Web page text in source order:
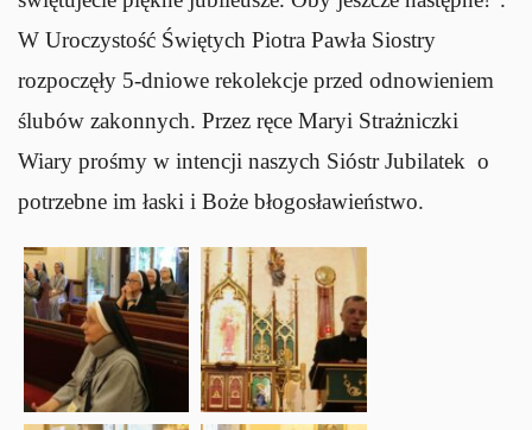
W Uroczystość Świętych Piotra Pawła Siostry
rozpoczęły 5-dniowe rekolekcje przed odnowieniem
ślubów zakonnych. Przez ręce Maryi Strażniczki
Wiary prośmy w intencji naszych Sióstr Jubilatek o
potrzebne im łaski i Boże błogosławieństwo.